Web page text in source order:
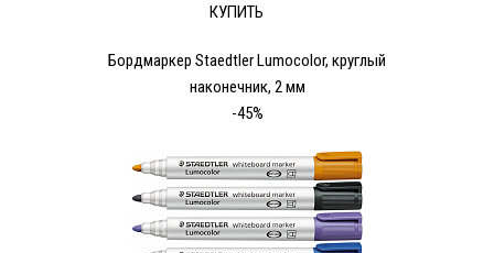
КУПИТЬ
Бордмаркер Staedtler Lumocolor, круглый
наконечник, 2 мм
-45%